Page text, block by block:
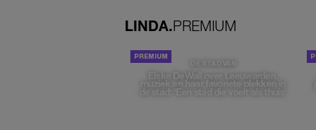
LINDA.PREMIUM
DE STAD VAN
Elske DeWall over Leeuwarden,
muziek en haar favoriete plekken in
de stad: 'Een stad die voelt als thuis'